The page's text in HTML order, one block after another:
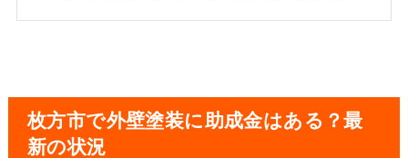
枚方市で外壁塗装に助成金はある？最
新の状況